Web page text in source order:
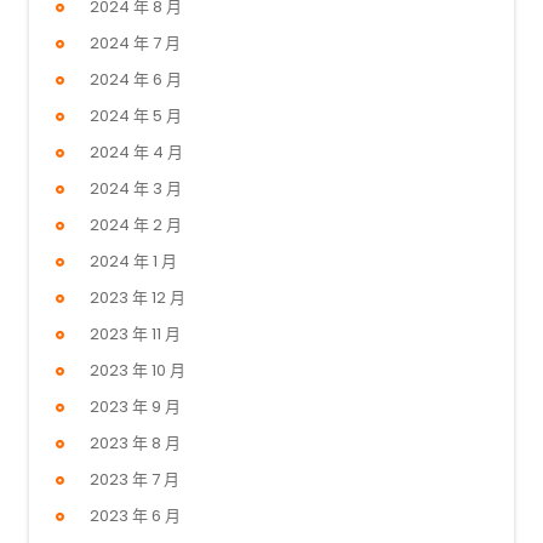
2024 年 8 月
2024 年 7 月
2024 年 6 月
2024 年 5 月
2024 年 4 月
2024 年 3 月
2024 年 2 月
2024 年 1 月
2023 年 12 月
2023 年 11 月
2023 年 10 月
2023 年 9 月
2023 年 8 月
2023 年 7 月
2023 年 6 月